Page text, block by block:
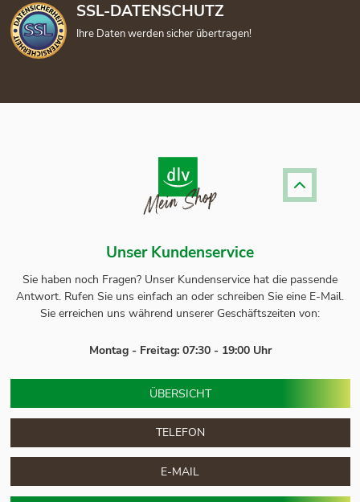
SSL-DATENSCHUTZ
Ihre Daten werden sicher übertragen!
Unser Kundenservice
Sie haben noch Fragen? Unser Kundenservice hat die passende
Antwort. Rufen Sie uns einfach an oder schreiben Sie eine E-Mail.
Sie erreichen uns während unserer Geschäftszeiten von:
Montag - Freitag: 07:30 - 19:00 Uhr
ÜBERSICHT
TELEFON
E-MAIL